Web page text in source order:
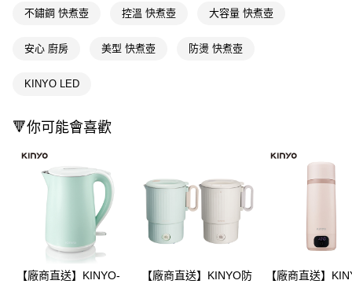
ATM／網路銀行／等多元方式進行付款，方視為交易完成。
後付繳納相關費用。
是否繳費成功／繳費後需取消欲退款等相關疑問，請聯繫「AFTEE先享後付
【注意事項】
１．透過由恩沛科技股份有限公司提供之「AFTEE先享後付」服務完成之交
易，需依本服務之必要範圍內提供個人資料，並將交易相關給付款項請求債
２．關於個人資料處理事宜，請瀏覽以下網址：
https://aftee.tw/terms/#terms3
３．未成年的使用者請事先徵得法定代理人或監護人之同意方可使用
「AFTEE先享後付」，若未經同意申辦者引起之損失，本公司不負相關責
４．使用「AFTEE先享後付」時，將依據個別帳號之用戶狀況，依本公司即
時審查核予不同之上限額度；若仍有額度不足之情形，本公司將視審查結果
請求用戶進行身份認證。
不鏽鋼 快煮壺 控溫 快煮壺 大容量 快煮壺
安心 廚房 美型 快煮壺 防燙 快煮壺
KINYO LED
🔻你可能會喜歡
【廠商直送】KINYO-
【廠商直送】KINYO防
【廠商直送】